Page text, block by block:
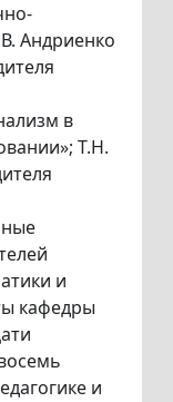
Андриенко
в
Т.Н.
и
кафедры
и